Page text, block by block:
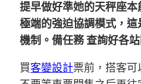
提早做好準她的天秤座
極端的強迫協調模式，
機制。備任務 查詢好各
買客變設計票前，搭客可